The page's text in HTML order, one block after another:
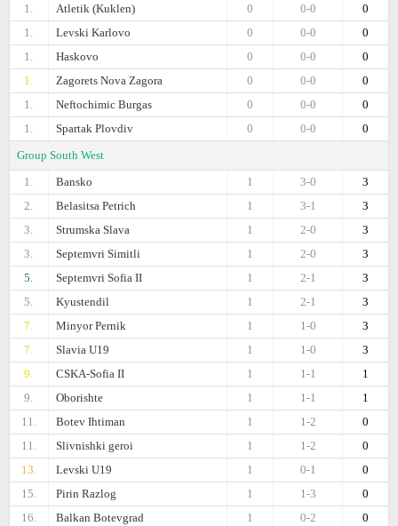
1.
Atletik (Kuklen) 0
0-0
0
1.
Levski Karlovo 0
0-0
0
1.
Haskovo 0
0-0
0
1.
Zagorets Nova Zagora 0
0-0
0
1.
Neftochimic Burgas 0
0-0
0
1.
Spartak Plovdiv 0
0-0
0
Group South West
1.
Bansko 3
3-0
1
2.
Belasitsa Petrich 3
3-1
1
3.
Strumska Slava 3
2-0
1
3.
Septemvri Simitli 3
2-0
1
5.
Septemvri Sofia II 3
2-1
1
5.
Kyustendil 3
2-1
1
7.
Minyor Pernik 3
1-0
1
7.
Slavia U19 3
1-0
1
9.
CSKA-Sofiа II 1
1-1
1
9.
Oborishte 1
1-1
1
11.
Botev Ihtiman 0
1-2
1
11.
Slivnishki geroi 0
1-2
1
13.
Levski U19 0
0-1
1
15.
Pirin Razlog 0
1-3
1
16.
Balkan Botevgrad 0
0-2
1